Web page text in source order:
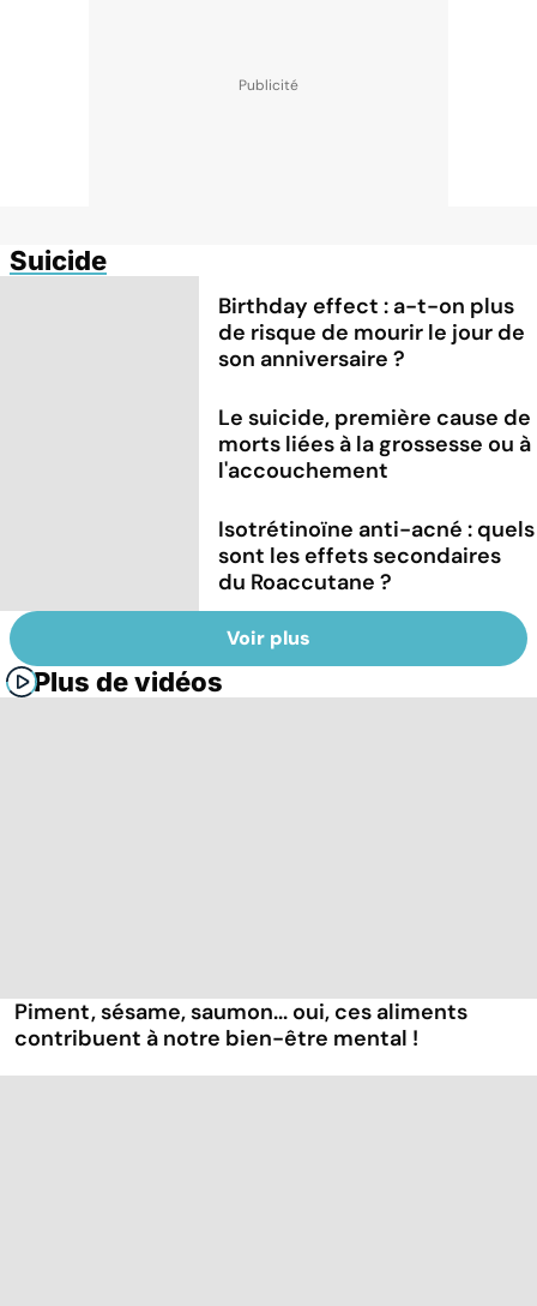
Suicide
Birthday effect : a-t-on plus
de risque de mourir le jour de
son anniversaire ?
Le suicide, première cause de
morts liées à la grossesse ou à
l'accouchement
Isotrétinoïne anti-acné : quels
sont les effets secondaires
du Roaccutane ?
Voir plus
Plus de vidéos
Piment, sésame, saumon... oui, ces aliments
contribuent à notre bien-être mental !